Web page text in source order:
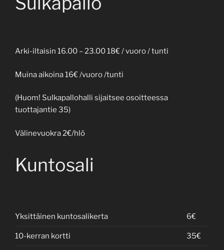
Arki-iltaisin 16.00 – 23.00 18€ / vuoro / tunti
Muina aikoina 16€ /vuoro /tunti
(Huom! Sulkapallohalli sijaitsee osoitteessa
tuottajantie 35)
Välinevuokra 2€/hlö
Kuntosali
Yksittäinen kuntosalikerta 6€
10-kerran kortti 35€